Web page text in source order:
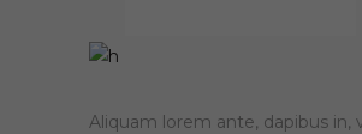
Aliquam lorem ante, dapibus in,